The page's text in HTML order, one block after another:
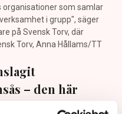
som samlar
i grupp", säger
på Svensk Torv, där
Torv, Anna Hållams/TT
– den här
upp på